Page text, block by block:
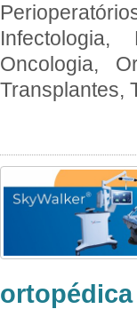
Infectologia,
Oncologia,
Transplantes,
ortopédica